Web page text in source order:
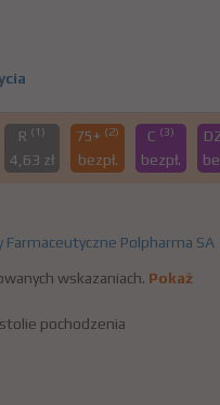
R (1)
4,63 zł
75+ (2)
bezpł.
C (3)
bezpł.
Farmaceutyczne Polpharma SA
wskazaniach. Pokaż
pochodzenia